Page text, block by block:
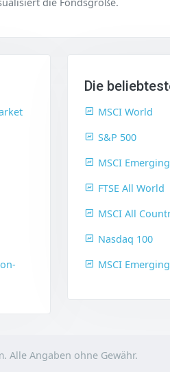
Die
MSCI World
S&P 500
MSCI
FTSE All World
MSCI All
Nasdaq 100
MSCI
Alle Angaben ohne Gewähr.